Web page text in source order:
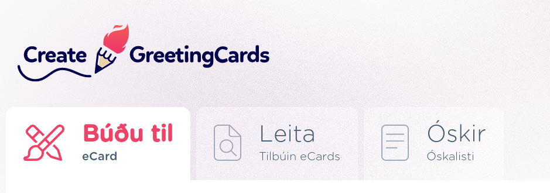
Búðu til
eCard
Leita
Tilbúin eCards
Óskir
Óskalisti